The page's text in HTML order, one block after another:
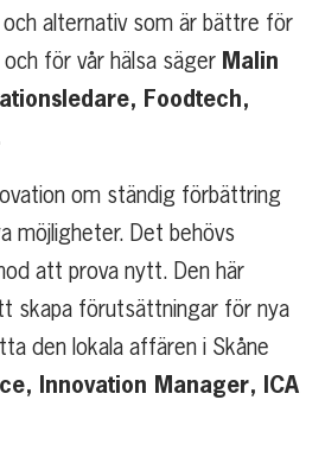
alternativ som är bättre för
för vår hälsa säger Malin
Foodtech,
om ständig förbättring
möjligheter. Det behövs
att prova nytt. Den här
skapa förutsättningar för nya
den lokala affären i Skåne
Innovation Manager, ICA